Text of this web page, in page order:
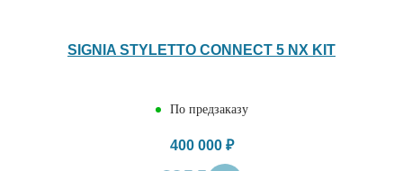
SIGNIA STYLETTO CONNECT 5 NX KIT
По предзаказу
400 000 ₽